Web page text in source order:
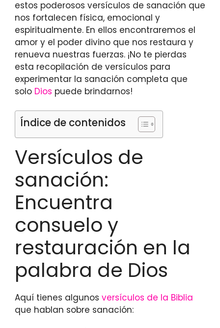
estos poderosos versículos de sanación que
nos fortalecen física, emocional y
espiritualmente. En ellos encontraremos el
amor y el poder divino que nos restaura y
renueva nuestras fuerzas. ¡No te pierdas
esta recopilación de versículos para
experimentar la sanación completa que
solo Dios puede brindarnos!
Índice de contenidos
Versículos de
sanación:
Encuentra
consuelo y
restauración en la
palabra de Dios
Aquí tienes algunos versículos de la Biblia
que hablan sobre sanación: